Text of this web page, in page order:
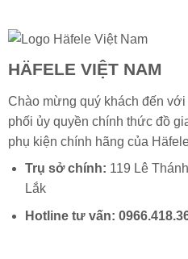
HÄFELE VIỆT NAM
Chào mừng quý khách đến
phối ủy quyền chính thức đồ
phụ kiện chính hãng của
Trụ sở chính: 119 Lê
Lắk
Hotline tư vấn: